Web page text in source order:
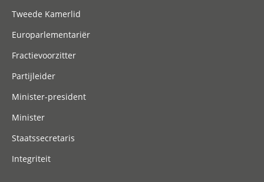
Tweede Kamerlid
Europarlementariër
Fractievoorzitter
Partijleider
Minister-president
Minister
Staatssecretaris
Integriteit